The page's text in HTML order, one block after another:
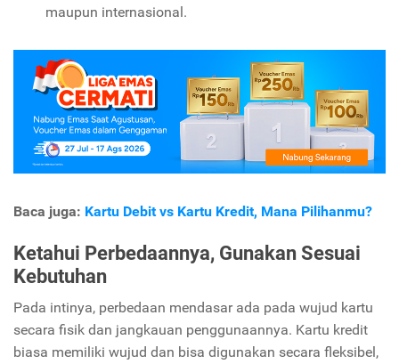
maupun internasional.
Baca juga: Kartu Debit vs Kartu Kredit, Mana Pilihanmu?
Ketahui Perbedaannya, Gunakan Sesuai
Kebutuhan
Pada intinya, perbedaan mendasar ada pada wujud kartu
secara fisik dan jangkauan penggunaannya. Kartu kredit
biasa memiliki wujud dan bisa digunakan secara fleksibel,